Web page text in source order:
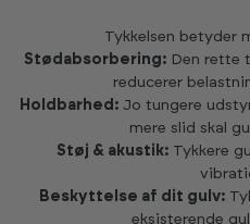
Tykkelsen betyder
Stødabsorbering: Den rette
reducerer
Holdbarhed: Jo tungere
mere slid skal
Støj & akustik:Tykkere
Beskyttelse af dit gulv:
eksisterende